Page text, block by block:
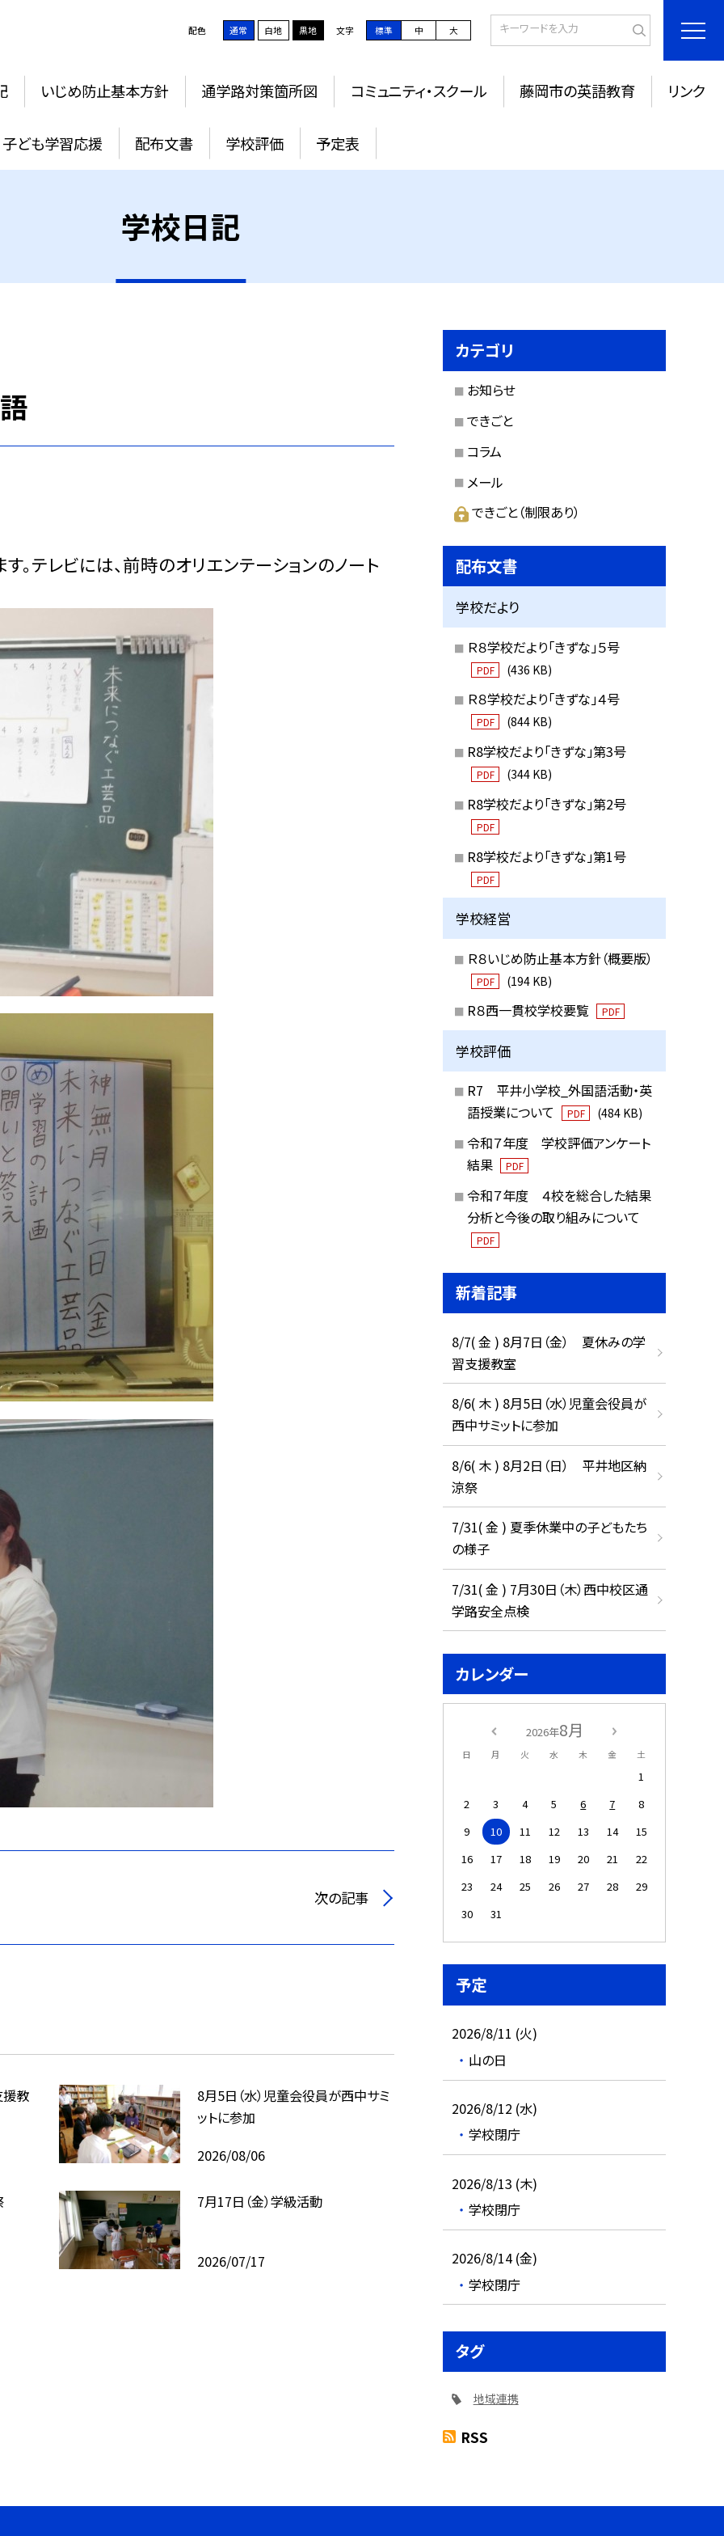
配色 通常 白地 黒地 文字 標準 中 大
いじめ防止基本方針 通学路対策箇所図 コミュニティ・スクール 藤岡市の英語教育 リンク
子ども学習応援 配布文書 学校評価 予定表
学校日記
テレビには、前時のオリエンテーションのノート
次の記事
教
8月5日（水）児童会役員が西中サミ
ットに参加
2026/08/06
7月17日（金）学級活動
2026/07/17
カテゴリ
お知らせ
できごと
コラム
メール
できごと（制限あり）
配布文書
学校だより
Ｒ８学校だより「きずな」５号
PDF (436 KB)
Ｒ８学校だより「きずな」４号
PDF (844 KB)
R8学校だより「きずな」第3号
PDF (344 KB)
R8学校だより「きずな」第2号
PDF
R8学校だより「きずな」第1号
PDF
学校経営
Ｒ８いじめ防止基本方針（概要版）
PDF (194 KB)
R８西一貫校学校要覧 PDF
学校評価
R7 平井小学校_外国語活動・英
語授業について
PDF (484 KB)
令和７年度 学校評価アンケート
結果
PDF
令和７年度 ４校を総合した結果
分析と今後の取り組みについて
PDF
新着記事
8/7( 金 ) 8月7日（金） 夏休みの学
習支援教室
8/6( 木 ) 8月5日（水）児童会役員が
西中サミットに参加
8/6( 木 ) 8月2日（日） 平井地区納
涼祭
7/31( 金 ) 夏季休業中の子どもたち
の様子
7/31( 金 ) 7月30日（木）西中校区通
学路安全点検
カレンダー
2026年8月
日 月 火 水 木 金 土
1
2
3 4 5 6 7
8
9
10 11 12 13 14
15
16
17 18 19 20 21
22
23
24 25 26 27 28
29
30
31
予定
2026/8/11 (火)
山の日
2026/8/12 (水)
学校閉庁
2026/8/13 (木)
学校閉庁
2026/8/14 (金)
学校閉庁
タグ
地域連携
RSS